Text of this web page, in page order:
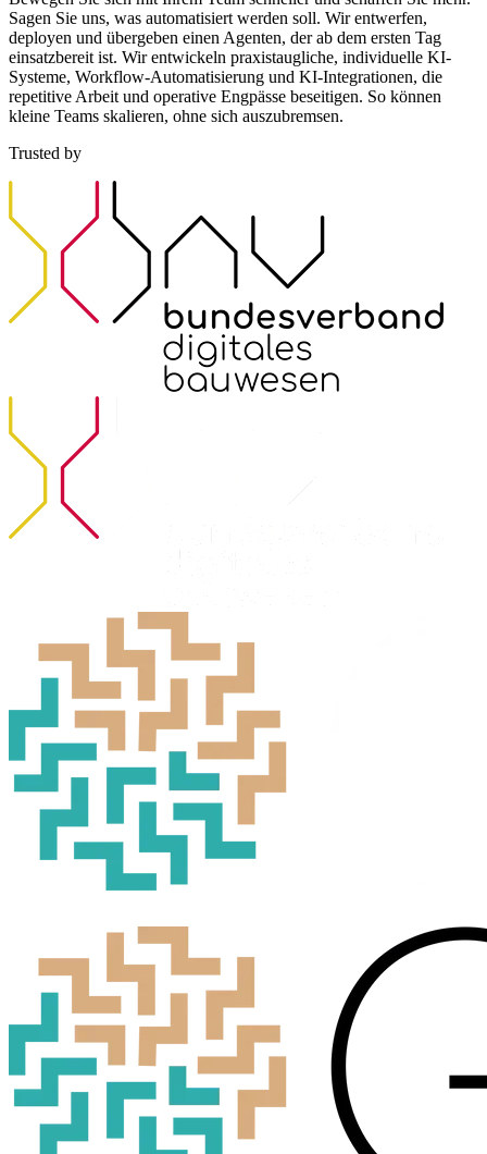
Sagen Sie uns, was automatisiert werden soll. Wir entwerfen,
deployen und übergeben einen Agenten, der ab dem ersten Tag
einsatzbereit ist. Wir entwickeln praxistaugliche, individuelle KI-
Systeme, Workflow-Automatisierung und KI-Integrationen, die
repetitive Arbeit und operative Engpässe beseitigen. So können
kleine Teams skalieren, ohne sich auszubremsen.
Trusted by